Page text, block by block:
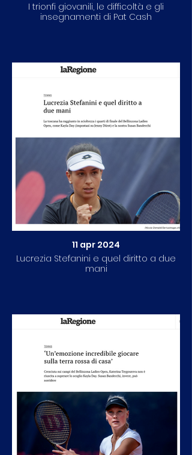
I trionfi giovanili, le difficoltà e gli
insegnamenti di Pat Cash
11 apr 2024
Lucrezia Stefanini e quel diritto a due
mani